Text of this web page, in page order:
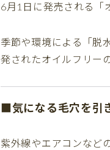
6月1日に発売される「
季節や環境による「脱
発されたオイルフリー
■気になる毛穴を引
紫外線やエアコンなど